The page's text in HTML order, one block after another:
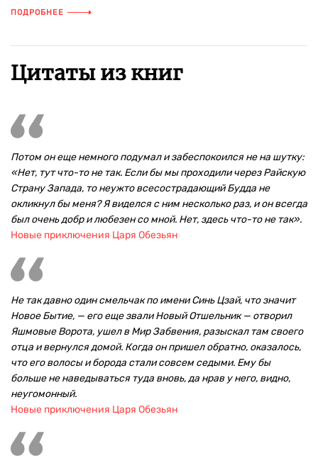
ПОДРОБНЕЕ
Цитаты из книг
Потом он еще немного подумал и забеспокоился не на шутку:
«Нет, тут что-то не так. Если бы мы проходили через Райскую
Страну Запада, то неужто всесострадающий Будда не
окликнул бы меня? Я виделся с ним несколько раз, и он всегда
был очень добр и любезен со мной. Нет, здесь что-то не так».
Новые приключения Царя Обезьян
Не так давно один смельчак по имени Синь Цзай, что значит
Новое Бытие, — его еще звали Новый Отшельник — отворил
Яшмовые Ворота, ушел в Мир Забвения, разыскал там своего
отца и вернулся домой. Когда он пришел обратно, оказалось,
что его волосы и борода стали совсем седыми. Ему бы
больше не наведываться туда вновь, да нрав у него, видно,
неугомонный.
Новые приключения Царя Обезьян